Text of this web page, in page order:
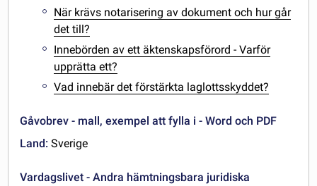
När krävs notarisering av dokument och hur går
det till?
Innebörden av ett äktenskapsförord - Varför
upprätta ett?
Vad innebär det förstärkta laglottsskyddet?
Gåvobrev - mall, exempel att fylla i - Word och PDF
Land: Sverige
Vardagslivet - Andra hämtningsbara juridiska